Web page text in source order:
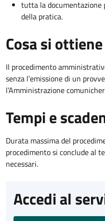
tutta la documentazione
della pratica.
Cosa si ottiene
Il procedimento
senza l’emissione di un
l’Amministrazione
Tempi e
Durata massima del
procedimento si conclude al
necessari.
Accedi al